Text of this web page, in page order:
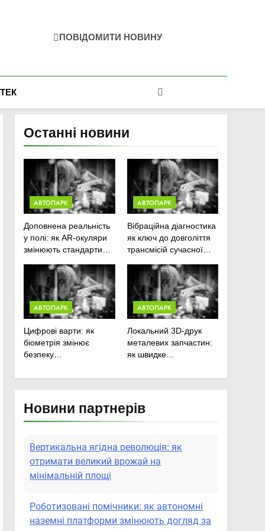
ПОВІДОМИТИ НОВИНУ
Останні новини
АВТОПАРК
Доповнена реальність
у полі: як AR-окуляри
змінюють стандарти
сільськогосподарської
техніки
АВТОПАРК
Вібраційна діагностика
як ключ до довголіття
трансмісій сучасної
АВТОПАРК
Цифрові варти: як
біометрія змінює
безпеку
АВТОПАРК
Локальний 3D-друк
металевих запчастин:
як швидке
посівну
Новини партнерів
Вертикальна ягідна революція: як
отримати великий врожай на
мінімальній площі
Роботизовані помічники: як автономні
наземні платформи змінюють догляд за